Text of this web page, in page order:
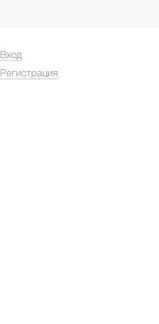
Вход
Регистрация